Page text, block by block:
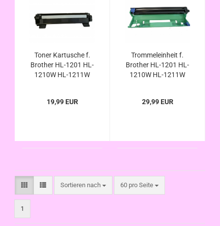
Toner Kartusche f.
Brother HL-1201 HL-
1210W HL-1211W
kompatibel zu TN-
19,99 EUR
Trommeleinheit f.
Brother HL-1201 HL-
1210W HL-1211W
kompatibel zu DR-
29,99 EUR
Sortieren nach
Sortieren nach 60 pro Seite
pro Seite
1